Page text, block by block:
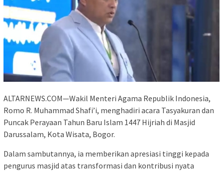
ALTARNEWS.COM—Wakil Menteri Agama Republik Indonesia,
Romo R. Muhammad Shafi’i, menghadiri acara Tasyakuran dan
Puncak Perayaan Tahun Baru Islam 1447 Hijriah di Masjid
Darussalam, Kota Wisata, Bogor.
Dalam sambutannya, ia memberikan apresiasi tinggi kepada
pengurus masjid atas transformasi dan kontribusi nyata